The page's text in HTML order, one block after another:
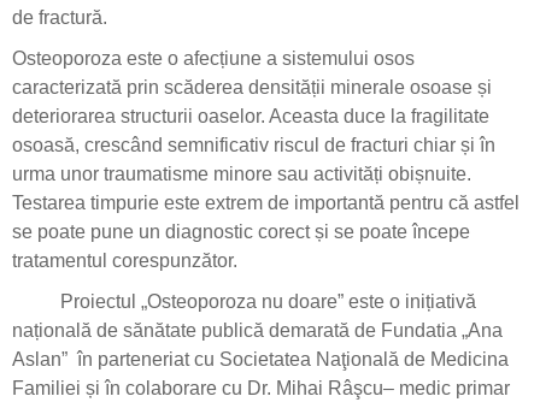
de fractură.
Osteoporoza este o afecțiune a sistemului osos
caracterizată prin scăderea densității minerale osoase și
deteriorarea structurii oaselor. Aceasta duce la fragilitate
osoasă, crescând semnificativ riscul de fracturi chiar și în
urma unor traumatisme minore sau activități obișnuite.
Testarea timpurie este extrem de importantă pentru că astfel
se poate pune un diagnostic corect și se poate începe
tratamentul corespunzător.
Proiectul „Osteoporoza nu doare” este o inițiativă
națională de sănătate publică demarată de Fundatia „Ana
Aslan” în parteneriat cu Societatea Naţională de Medicina
Familiei și în colaborare cu Dr. Mihai Râşcu– medic primar